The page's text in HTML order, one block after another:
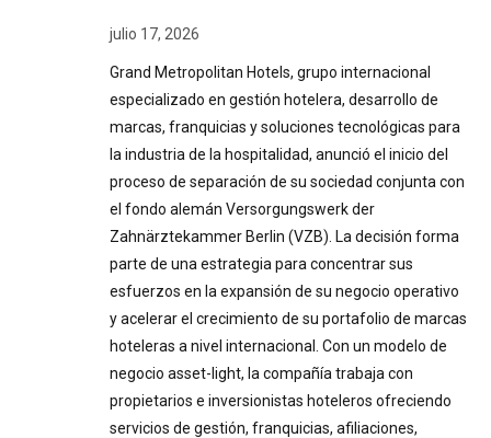
julio 17, 2026
Grand Metropolitan Hotels, grupo internacional
especializado en gestión hotelera, desarrollo de
marcas, franquicias y soluciones tecnológicas para
la industria de la hospitalidad, anunció el inicio del
proceso de separación de su sociedad conjunta con
el fondo alemán Versorgungswerk der
Zahnärztekammer Berlin (VZB). La decisión forma
parte de una estrategia para concentrar sus
esfuerzos en la expansión de su negocio operativo
y acelerar el crecimiento de su portafolio de marcas
hoteleras a nivel internacional. Con un modelo de
negocio asset-light, la compañía trabaja con
propietarios e inversionistas hoteleros ofreciendo
servicios de gestión, franquicias, afiliaciones,